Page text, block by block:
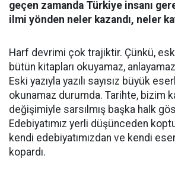
geçen zamanda Türkiye insanı
ilmi yönden neler kazandı, neler
Harf devrimi çok trajiktir. Çünkü, eski
bütün kitapları okuyamaz,
Eski yazıyla yazılı sayısız büyük
okunamaz durumda. Tarihte, bizim
değişimiyle sarsılmış başka halk
Edebiyatımız yerli düşünceden
kendi edebiyatımızdan ve kendi
kopardı.